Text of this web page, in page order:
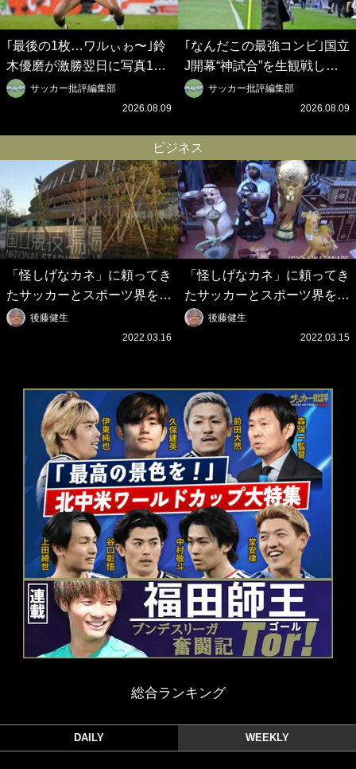
｢最後の1枚…ワルぃゎ〜｣鈴
木優磨が激勝翌日に写真12
枚投稿→渾身の“煽りショッ
ト”に興奮！｢最後の1枚まで
サッカー批評編集部
2026.08.09
｢なんだこの最強コンビ｣国立
J開幕“神試合”を生観戦した
仲良しサッカー美女コンビの
現地ショットが話題！｢メッ
ちゃくちゃ可愛い｣
サッカー批評編集部
2026.08.09
ビジネス
「怪しげなカネ」に頼ってき
たサッカーとスポーツ界を待
つ未来(4)スポーツを「持続
可能」にする「真の投資」の
後藤健生
2022.03.16
「怪しげなカネ」に頼ってき
たサッカーとスポーツ界を待
つ未来(3)「ロシアン・マネ
ー」に続く中東の「オイルマ
後藤健生
2022.03.15
総合ランキング
DAILY WEEKLY